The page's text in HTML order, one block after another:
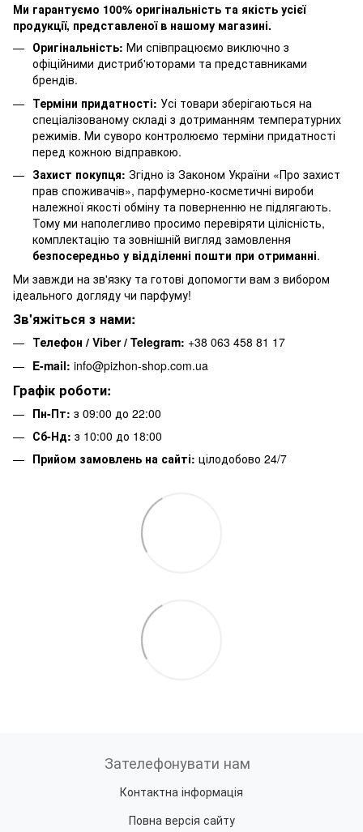
Ми гарантуємо 100% оригінальність та якість усієї
продукції, представленої в нашому магазині.
Оригінальність: Ми співпрацюємо виключно з
офіційними дистриб'юторами та представниками
брендів.
Терміни придатності: Усі товари зберігаються на
спеціалізованому складі з дотриманням температурних
режимів. Ми суворо контролюємо терміни придатності
перед кожною відправкою.
Захист покупця: Згідно із Законом України «Про захист
прав споживачів», парфумерно-косметичні вироби
належної якості обміну та поверненню не підлягають.
Тому ми наполегливо просимо перевіряти цілісність,
комплектацію та зовнішній вигляд замовлення
безпосередньо у відділенні пошти при отриманні.
Ми завжди на зв'язку та готові допомогти вам з вибором
ідеального догляду чи парфуму!
Зв'яжіться з нами:
Телефон / Viber / Telegram: +38 063 458 81 17
E-mail: info@pizhon-shop.com.ua
Графік роботи:
Пн-Пт: з 09:00 до 22:00
Сб-Нд: з 10:00 до 18:00
Прийом замовлень на сайті: цілодобово 24/7
Зателефонувати нам
Контактна інформація
Повна версія сайту